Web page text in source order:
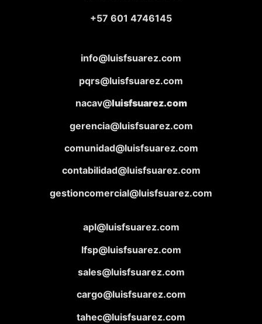
+57 601 4746145
info@luisfsuarez.com
pqrs@luisfsuarez.com
nacav@luisfsuarez.com
gerencia@luisfsuarez.com
comunidad@luisfsuarez.com
contabilidad@luisfsuarez.com
gestioncomercial@luisfsuarez.com
apl@luisfsuarez.com
lfsp@luisfsuarez.com
sales@luisfsuarez.com
cargo@luisfsuarez.com
tahec@luisfsuarez.com